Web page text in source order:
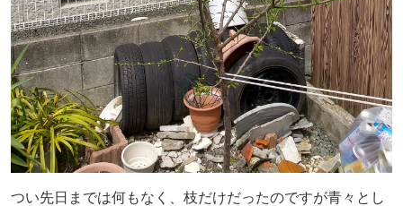
つい先日までは何もなく、枝だけだったのですが青々とし